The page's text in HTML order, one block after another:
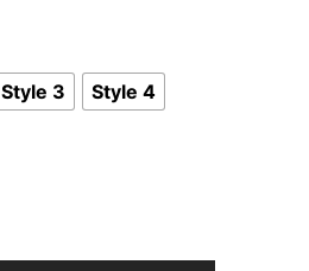
Style 3
Style 4